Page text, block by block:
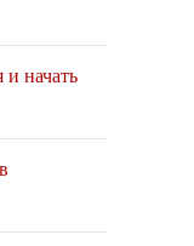
и начать